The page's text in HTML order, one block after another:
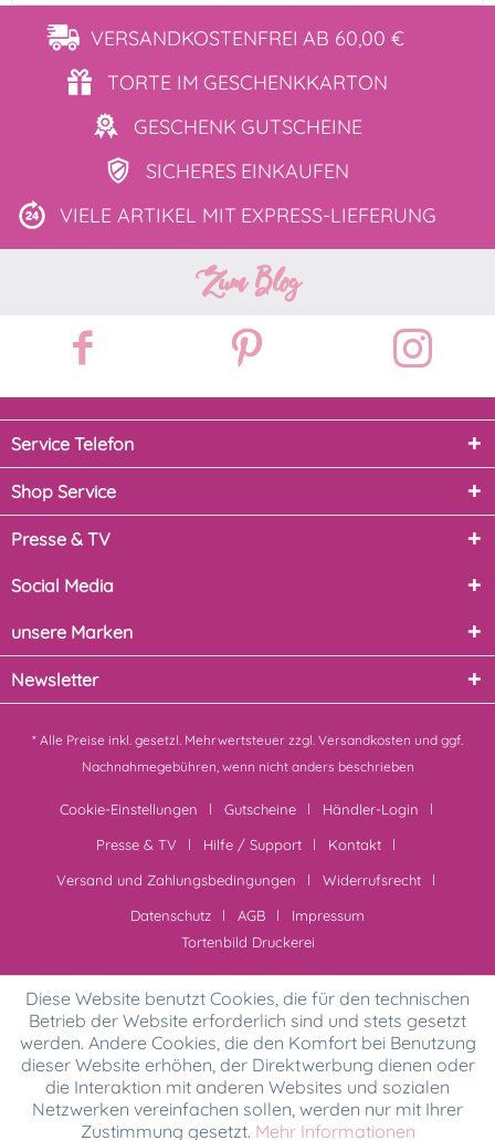
VERSANDKOSTENFREI AB 60,00 €
TORTE IM GESCHENKKARTON
GESCHENK GUTSCHEINE
SICHERES EINKAUFEN
VIELE ARTIKEL MIT EXPRESS-LIEFERUNG
Zum Blog
Service Telefon
Shop Service
Presse & TV
Social Media
unsere Marken
Newsletter
* Alle Preise inkl. gesetzl. Mehrwertsteuer zzgl. Versandkosten und ggf.
Nachnahmegebühren, wenn nicht anders beschrieben
Cookie-Einstellungen Gutscheine
Händler-Login
Presse & TV
Hilfe / Support
Kontakt
Versand und Zahlungsbedingungen
Widerrufsrecht
Datenschutz
AGB
Impressum
Tortenbild Druckerei
Diese Website benutzt Cookies, die für den technischen
Betrieb der Website erforderlich sind und stets gesetzt
werden. Andere Cookies, die den Komfort bei Benutzung
dieser Website erhöhen, der Direktwerbung dienen oder
die Interaktion mit anderen Websites und sozialen
Netzwerken vereinfachen sollen, werden nur mit Ihrer
Zustimmung gesetzt. Mehr Informationen